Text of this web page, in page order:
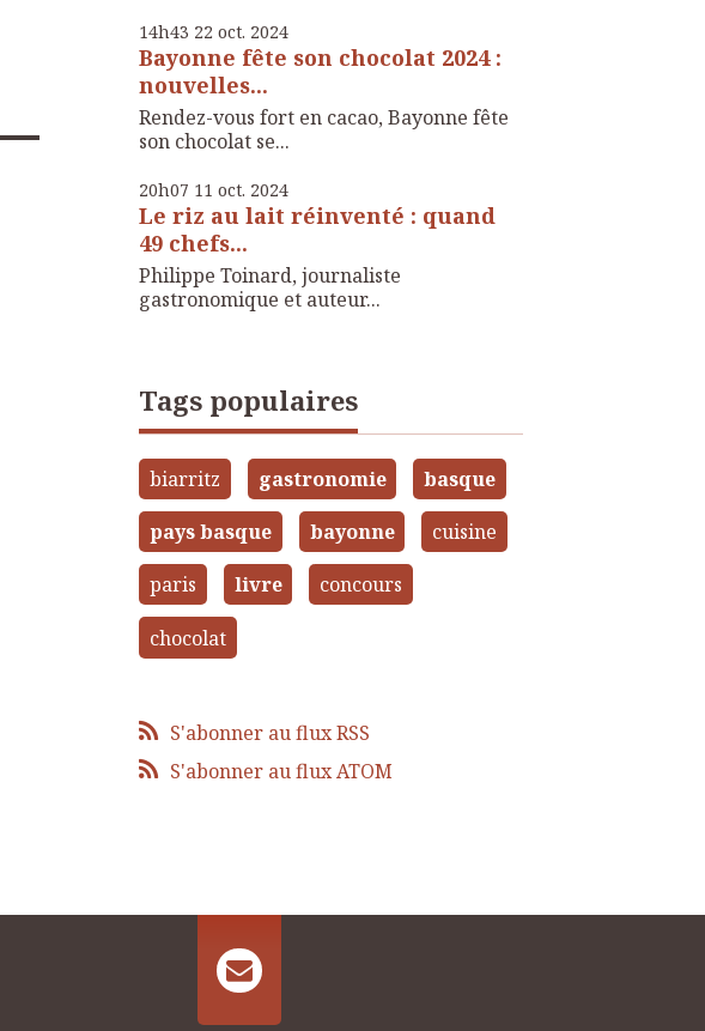
14h43 22 oct. 2024
Bayonne fête son chocolat 2024 :
nouvelles...
Rendez-vous fort en cacao, Bayonne fête
son chocolat se...
20h07 11 oct. 2024
Le riz au lait réinventé : quand
49 chefs...
Philippe Toinard, journaliste
gastronomique et auteur...
Tags populaires
biarritz gastronomie basque
pays basque bayonne cuisine
paris livre concours
chocolat
S'abonner au flux RSS
S'abonner au flux ATOM